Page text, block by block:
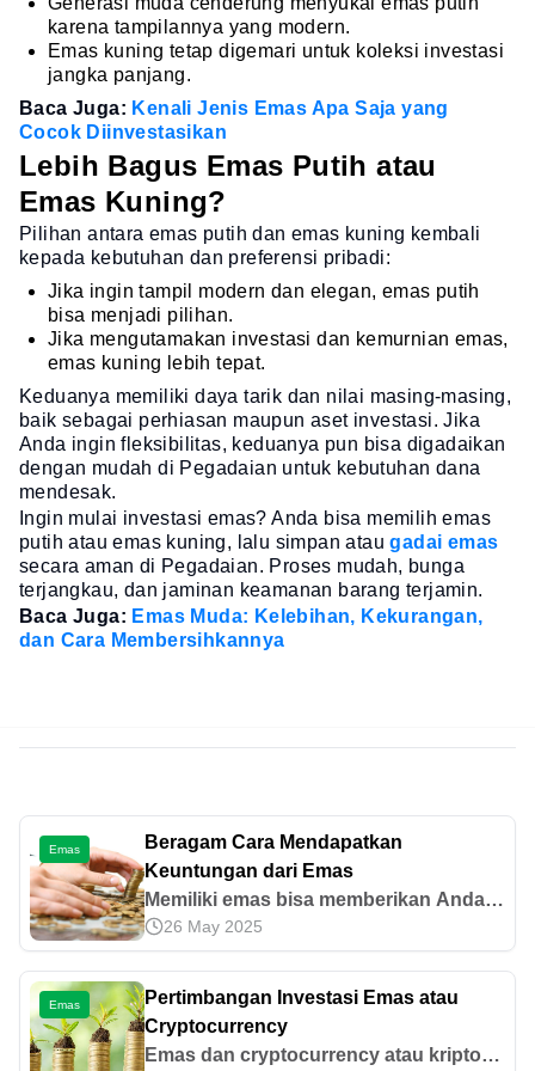
karena tampilannya yang modern.
Emas kuning tetap digemari untuk koleksi investasi
jangka panjang.
Baca Juga: Kenali Jenis Emas Apa Saja yang
Cocok Diinvestasikan
Lebih Bagus Emas Putih atau
Emas Kuning?
Pilihan antara emas putih dan emas kuning kembali
kepada kebutuhan dan preferensi pribadi:
Jika ingin tampil modern dan elegan, emas putih
bisa menjadi pilihan.
Jika mengutamakan investasi dan kemurnian emas,
emas kuning lebih tepat.
Keduanya memiliki daya tarik dan nilai masing-masing,
baik sebagai perhiasan maupun aset investasi. Jika
Anda ingin fleksibilitas, keduanya pun bisa digadaikan
dengan mudah di Pegadaian untuk kebutuhan dana
mendesak.
Ingin mulai investasi emas? Anda bisa memilih emas
putih atau emas kuning, lalu simpan atau gadai emas
secara aman di Pegadaian. Proses mudah, bunga
terjangkau, dan jaminan keamanan barang terjamin.
Baca Juga: Emas Muda: Kelebihan, Kekurangan,
dan Cara Membersihkannya
Emas
Beragam Cara Mendapatkan
Keuntungan dari Emas
Memiliki emas bisa memberikan Anda
kesempatan untuk mendapatkan
keuntungan. Emas tidak hanya indah
dilihat namun juga memiliki nilai
investasi. Tidak bisa dipungkiri, emas
sudah menjadi harta manusia semenjak
26 May 2025
Emas
Pertimbangan Investasi Emas atau
Cryptocurrency
Emas dan cryptocurrency atau kripto